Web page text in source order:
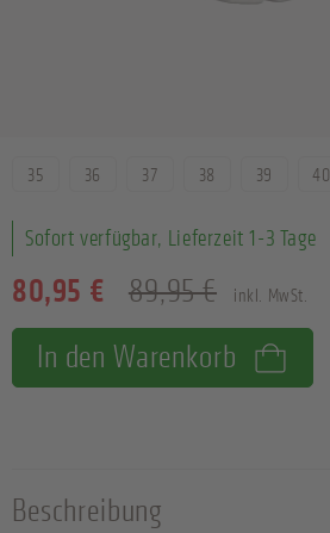
80,95 € 89,95 € inkl. MwSt.
Sofort verfügbar, Lieferzeit 1-3 Tage
Größe
35 36 37 38 39 40
In den Warenkorb
Beschreibung